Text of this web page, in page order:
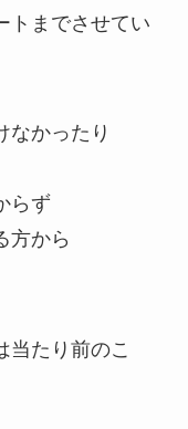
トまでさせてい
なかったり
らず
方から
当たり前のこ